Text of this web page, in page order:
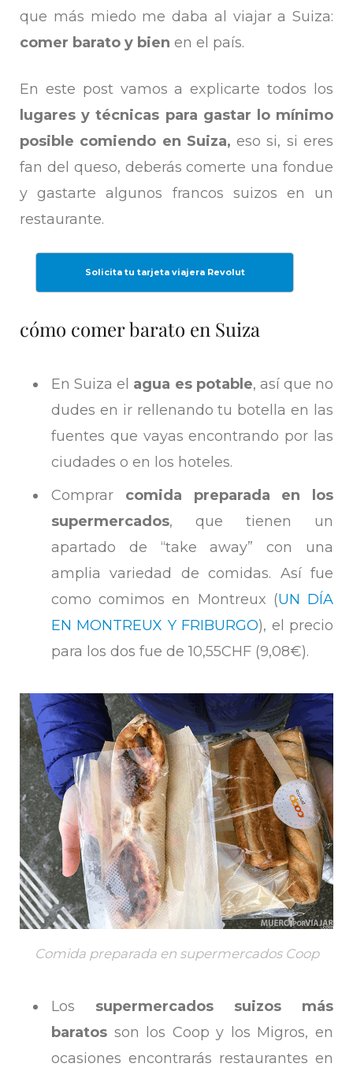
que más miedo me daba al viajar a Suiza:
comer barato y bien en el país.
En este post vamos a explicarte todos los
lugares y técnicas para gastar lo mínimo
posible comiendo en Suiza, eso si, si eres
fan del queso, deberás comerte una fondue
y gastarte algunos francos suizos en un
restaurante.
Solicita tu tarjeta viajera Revolut
cómo comer barato en Suiza
En Suiza el agua es potable, así que no
dudes en ir rellenando tu botella en las
fuentes que vayas encontrando por las
ciudades o en los hoteles.
Comprar comida preparada en los
supermercados, que tienen un
apartado de “take away” con una
amplia variedad de comidas. Así fue
como comimos en Montreux (UN DÍA
EN MONTREUX Y FRIBURGO), el precio
para los dos fue de 10,55CHF (9,08€).
Comida preparada en supermercados Coop
Los supermercados suizos más
baratos son los Coop y los Migros, en
ocasiones encontrarás restaurantes en